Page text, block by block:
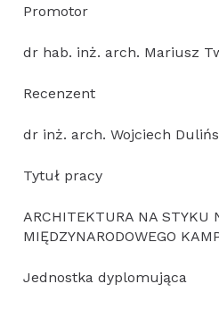
Promotor
dr hab. inż. arch. Mariusz
Recenzent
dr inż. arch. Wojciech
Tytuł pracy
ARCHITEKTURA NA STYKU
MIĘDZYNARODOWEGO
Jednostka dyplomująca